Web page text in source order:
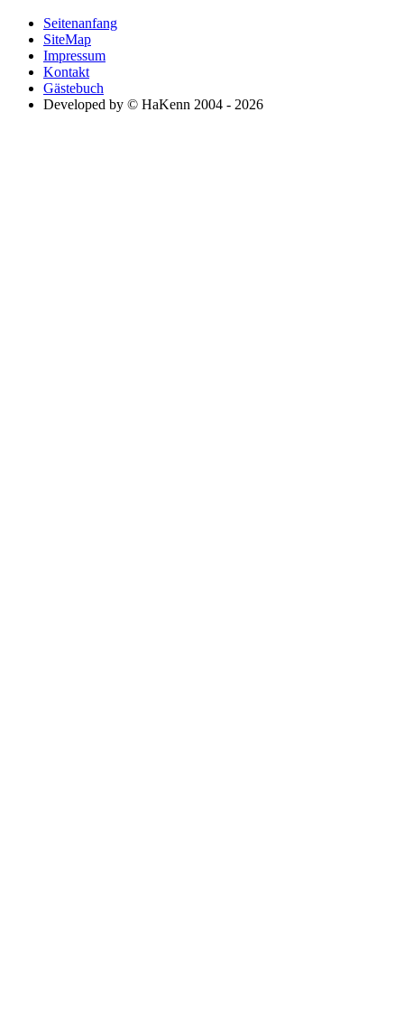
Seitenanfang
SiteMap
Impressum
Kontakt
Gästebuch
Developed by © HaKenn 2004 - 2026